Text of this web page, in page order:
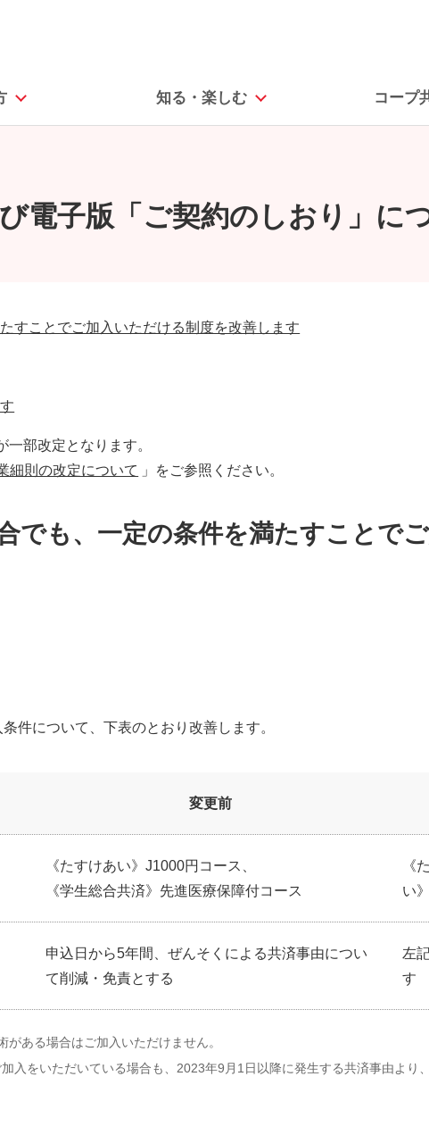
知る・楽しむ コープ
電子版「ご契約のしおり」に
すことでご加入いただける制度を改善します
部改定となります。
則の改定について 」をご参照ください。
でも、一定の条件を満たすことで
件について、下表のとおり改善します。
変更前
《たすけあい》J1000円コース、
《学生総合共済》先進医療保障付コース
《
い
申込日から5年間、ぜんそくによる共済事由につい
て削減・免責とする
左
す
ある場合はご加入いただけません。
入をいただいている場合も、2023年9月1日以降に発生する共済事由より